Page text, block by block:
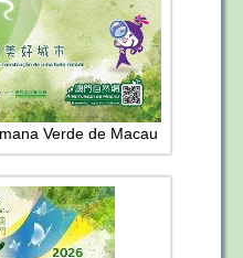
Verde de Macau